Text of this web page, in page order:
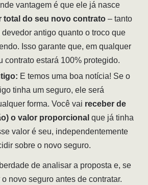
vantagem é que ele já nasce
total do seu novo contrato – tanto
antigo quanto o troco que
Isso garante que, em qualquer
contrato estará 100% protegido.
E temos uma boa notícia! Se o
tinha um seguro, ele será
forma. Você vai receber de
o valor proporcional que já tinha
valor é seu, independentemente
sobre o novo seguro.
de analisar a proposta e, se
novo seguro antes de contratar.